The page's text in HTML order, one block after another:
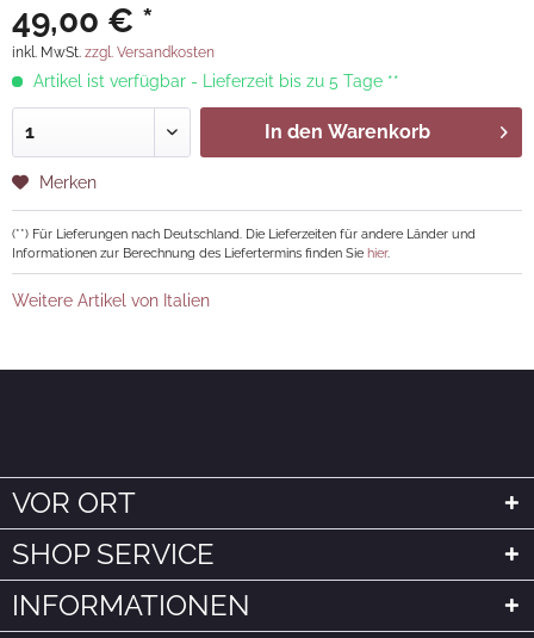
49,00 € *
inkl. MwSt. zzgl. Versandkosten
Artikel ist verfügbar - Lieferzeit bis zu 5 Tage **
In den Warenkorb
Merken
(**) Für Lieferungen nach Deutschland. Die Lieferzeiten für andere Länder und
Informationen zur Berechnung des Liefertermins finden Sie hier.
Weitere Artikel von Italien
VOR ORT
SHOP SERVICE
INFORMATIONEN